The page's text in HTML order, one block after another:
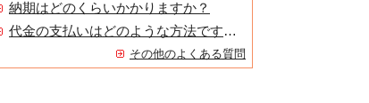
納期はどのくらいかかりますか？
代金の支払いはどのような方法ですか？
その他のよくある質問